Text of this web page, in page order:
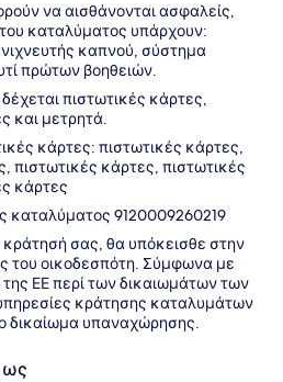
να αισθάνονται ασφαλείς,
καταλύματος υπάρχουν:
καπνού, σύστημα
πρώτων βοηθειών.
πιστωτικές κάρτες,
και μετρητά.
κάρτες: πιστωτικές κάρτες,
πιστωτικές κάρτες, πιστωτικές
κάρτες
καταλύματος 9120009260219
σας, θα υπόκεισθε στην
του οικοδεσπότη. Σύμφωνα με
ΕΕ περί των δικαιωμάτων των
κράτησης καταλυμάτων
δικαίωμα υπαναχώρησης.
ως